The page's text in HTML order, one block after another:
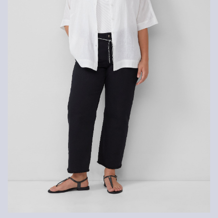
Normálny prací program 30°
Vlákno s certifikátom udržateľnosti
V oblasti vlákien s certifikátom udržateľnosti sa zasadzujeme o
používanie prírodných vlákien z obnoviteľných zdrojov. Ich suroviny
sú pestované spôsobom šetriacim zdroje.
Podporujeme iniciatívu Better Cotton: Rozhodnutím siahnuť po
našich bavlnených výrobkoch podporíte našu investíciu do
poslania Better Cotton, cieľom ktorého je pomáhať komunitám v ich
zotrvaní a prosperite; a zároveň chrániť a obnovovať životné
prostredie. Poslanie Better Cotton podporuje poľnohospodárske
komunity zo sociálneho, environmentálneho a ekonomického
hľadiska tým, že zaškoľuje osoby aktívne v poľnohospodárskom
odvetví do udržateľnejších poľnohospodárskych postupov. Tento
výrobok sa vyrába prostredníctvom systému hmotnostnej bilancie,